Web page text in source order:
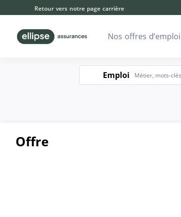
Retour vers notre page carrière
Nos offres d’emploi
EmploiEmploi
Offre